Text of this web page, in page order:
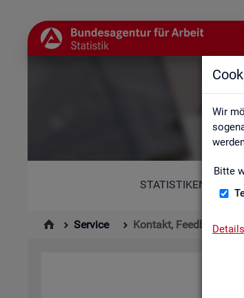
Wir
Bitte
STATISTIKEN
Service Kontakt, Feedback